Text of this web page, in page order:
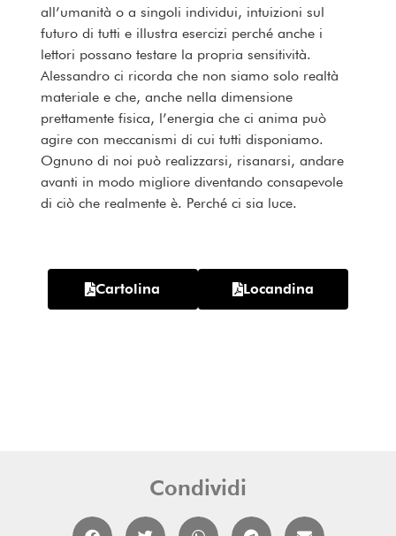
all’umanità o a singoli individui, intuizioni sul
futuro di tutti e illustra esercizi perché anche i
lettori possano testare la propria sensitività.
Alessandro ci ricorda che non siamo solo realtà
materiale e che, anche nella dimensione
prettamente fisica, l’energia che ci anima può
agire con meccanismi di cui tutti disponiamo.
Ognuno di noi può realizzarsi, risanarsi, andare
avanti in modo migliore diventando consapevole
di ciò che realmente è. Perché ci sia luce.
Cartolina Locandina
Condividi